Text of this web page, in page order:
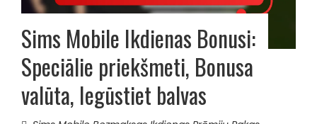
Sims Mobile Ikdienas Bonusi:
Speciālie priekšmeti, Bonusa
valūta, Iegūstiet balvas